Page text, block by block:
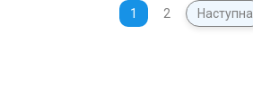
1 2 Наступна